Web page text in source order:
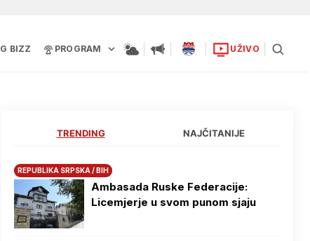
BIZZ PROGRAM UŽIVO
TRENDING NAJČITANIJE
REPUBLIKA SRPSKA / BIH
Ambasada Ruske Federacije:
Licemjerje u svom punom sjaju